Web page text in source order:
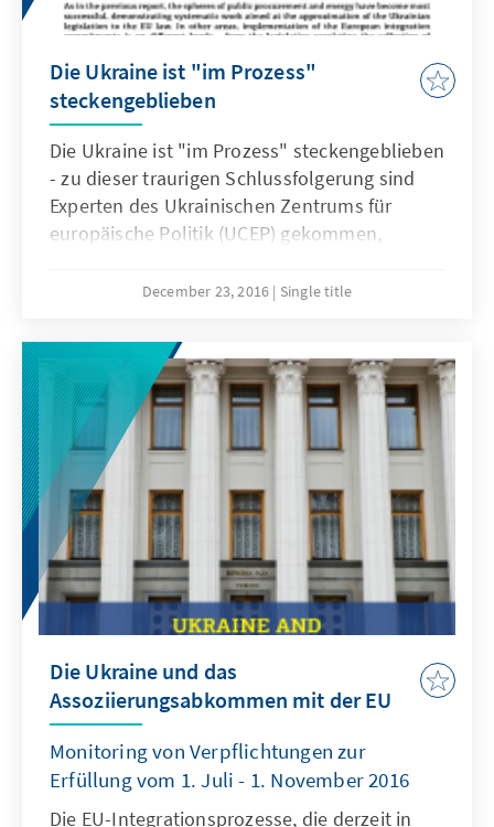
Die Ukraine ist "im Prozess"
steckengeblieben
Die Ukraine ist "im Prozess" steckengeblieben
- zu dieser traurigen Schlussfolgerung sind
Experten des Ukrainischen Zentrums für
europäische Politik (UCEP) gekommen,
durch die Ukraine ihrer Verpflichtungen aus
Zeitperiode vom 1. Juli - 1. November 2016
durchgeführt hatten. Von den 44
übernommenen Verpflichtungen wurden
lediglich acht erfüllt, 28 werden eben
umgesetzt, und zu acht Verpflichtungen
erfolgt überhaupt keine Anpassung.
December 23, 2016 Single title
Die Ukraine und das
Assoziierungsabkommen mit der EU
Monitoring von Verpflichtungen zur
Erfüllung vom 1. Juli - 1. November 2016
Die EU-Integrationsprozesse, die derzeit in